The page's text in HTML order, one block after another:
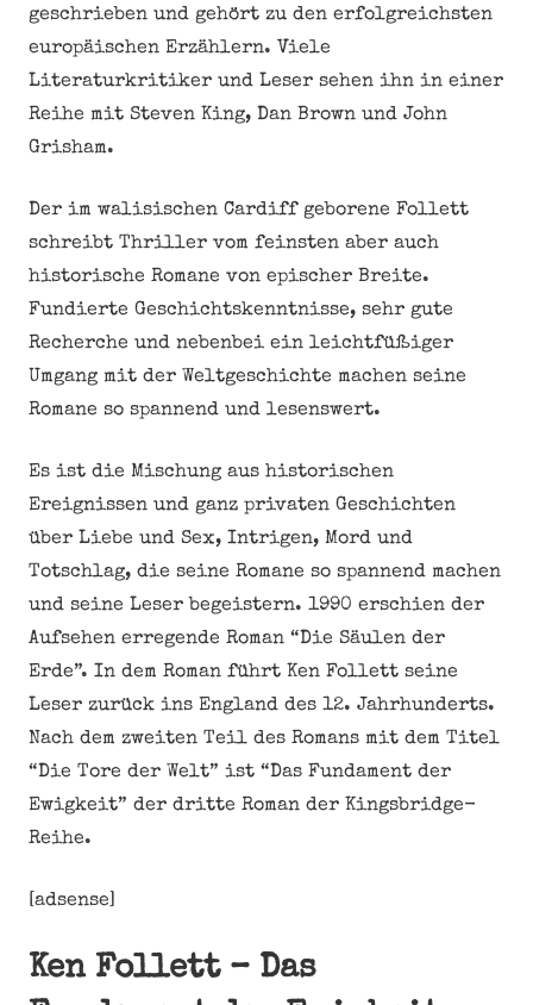
geschrieben und gehört zu den erfolgreichsten
europäischen Erzählern. Viele
Literaturkritiker und Leser sehen ihn in einer
Reihe mit Steven King, Dan Brown und John
Grisham.
Der im walisischen Cardiff geborene Follett
schreibt Thriller vom feinsten aber auch
historische Romane von epischer Breite.
Fundierte Geschichtskenntnisse, sehr gute
Recherche und nebenbei ein leichtfüßiger
Umgang mit der Weltgeschichte machen seine
Romane so spannend und lesenswert.
Es ist die Mischung aus historischen
Ereignissen und ganz privaten Geschichten
über Liebe und Sex, Intrigen, Mord und
Totschlag, die seine Romane so spannend machen
und seine Leser begeistern. 1990 erschien der
Aufsehen erregende Roman “Die Säulen der
Erde”. In dem Roman führt Ken Follett seine
Leser zurück ins England des 12. Jahrhunderts.
Nach dem zweiten Teil des Romans mit dem Titel
“Die Tore der Welt” ist “Das Fundament der
Ewigkeit” der dritte Roman der Kingsbridge-
Reihe.
[adsense]
Ken Follett – Das